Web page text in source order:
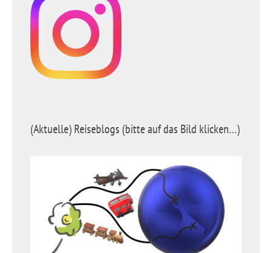
(Aktuelle) Reiseblogs (bitte auf das Bild klicken…)